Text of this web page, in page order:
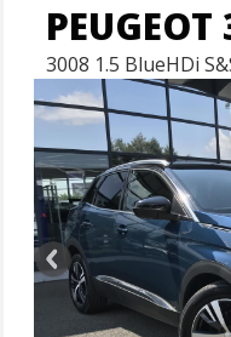
3008 1.5 BlueHDi